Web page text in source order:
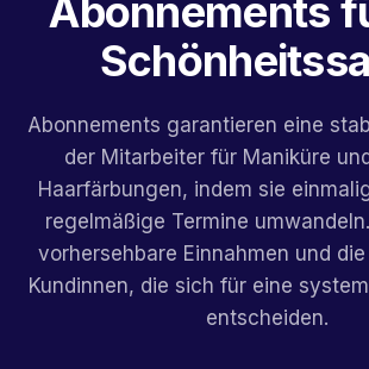
Abonnements
Abonnements garantieren eine
der Mitarbeiter für Maniküre
Haarfärbungen, indem sie
regelmäßige Termine
vorhersehbare Einnahmen und
Kundinnen, die sich für eine
entscheiden.